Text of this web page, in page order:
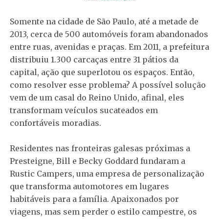
Somente na cidade de São Paulo, até a metade de
2013, cerca de 500 automóveis foram abandonados
entre ruas, avenidas e praças. Em 2011, a prefeitura
distribuiu 1.300 carcaças entre 31 pátios da
capital, ação que superlotou os espaços. Então,
como resolver esse problema? A possível solução
vem de um casal do Reino Unido, afinal, eles
transformam veículos sucateados em
confortáveis moradias.
Residentes nas fronteiras galesas próximas a
Presteigne, Bill e Becky Goddard fundaram a
Rustic Campers, uma empresa de personalização
que transforma automotores em lugares
habitáveis para a família. Apaixonados por
viagens, mas sem perder o estilo campestre, os